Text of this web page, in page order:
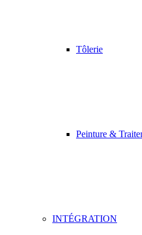
Tôlerie
Peinture &
INTÉGRATION